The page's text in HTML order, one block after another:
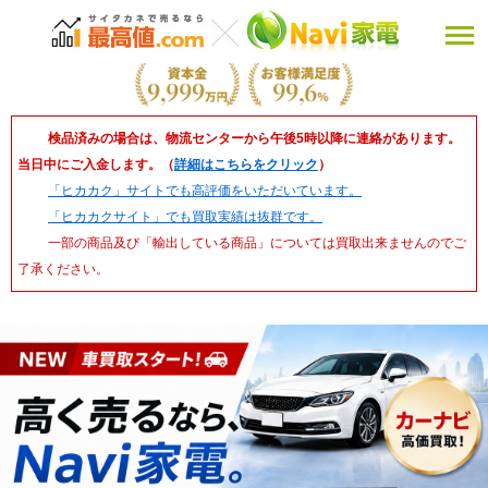
検品済みの場合は、物流センターから午後5時以降に連絡があります。
当日中にご入金します。（詳細はこちらをクリック ）
「ヒカカク」サイトでも高評価をいただいています。
「ヒカカクサイト」でも買取実績は抜群です。
一部の商品及び「輸出している商品」については買取出来ませんのでご
了承ください。